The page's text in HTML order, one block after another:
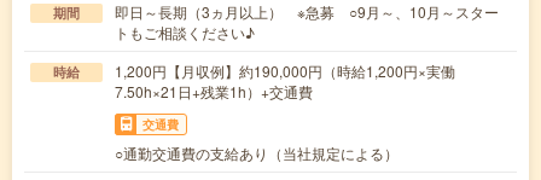
期間
即日～長期（3ヵ月以上） ※急募 ○9月～、10月～スター
トもご相談ください♪
時給
1,200円【月収例】約190,000円（時給1,200円×実働
7.50h×21日+残業1h）+交通費
交通費
○通勤交通費の支給あり（当社規定による）